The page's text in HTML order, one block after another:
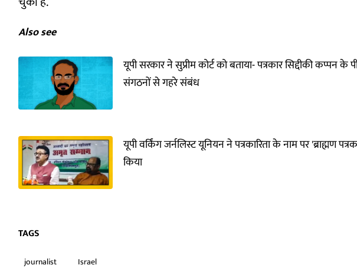
Also see
यूपी सरकार ने सुप्रीम कोर्ट को बताया- पत्रकार सिद्दीकी
संगठनों से गहरे संबंध
यूपी वर्किंग जर्नलिस्ट यूनियन ने पत्रकारिता के नाम पर 'ब्राह्मण
किया
TAGS
journalist Israel